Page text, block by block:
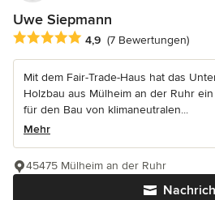
Uwe Siepmann
Durchschnittliche Bewertung: 4.9
4,9 (7 Bewertungen)
Mit dem Fair-Trade-Haus hat das
Holzbau aus Mülheim an der Ruhr
für den Bau von klimaneutralen...
Mehr
45475 Mülheim an der Ruhr